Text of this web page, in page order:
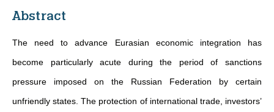
Abstract
The need to advance Eurasian economic integration has
become particularly acute during the period of sanctions
pressure imposed on the Russian Federation by certain
unfriendly states. The protection of international trade, investors’